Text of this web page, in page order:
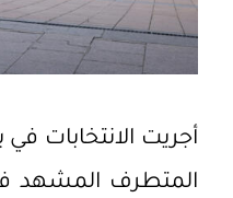
أجريت الانتخابات
المتطرف المشهد في